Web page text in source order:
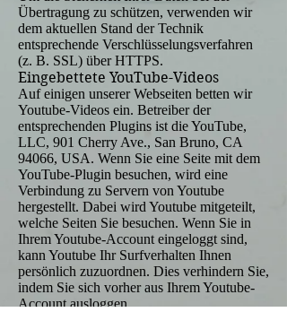
Übertragung zu schützen, verwenden wir
dem aktuellen Stand der Technik
entsprechende Verschlüsselungsverfahren
(z. B. SSL) über HTTPS.
Eingebettete YouTube-Videos
Auf einigen unserer Webseiten betten wir
Youtube-Videos ein. Betreiber der
entsprechenden Plugins ist die YouTube,
LLC, 901 Cherry Ave., San Bruno, CA
94066, USA. Wenn Sie eine Seite mit dem
YouTube-Plugin besuchen, wird eine
Verbindung zu Servern von Youtube
hergestellt. Dabei wird Youtube mitgeteilt,
welche Seiten Sie besuchen. Wenn Sie in
Ihrem Youtube-Account eingeloggt sind,
kann Youtube Ihr Surfverhalten Ihnen
persönlich zuzuordnen. Dies verhindern Sie,
indem Sie sich vorher aus Ihrem Youtube-
Account ausloggen.